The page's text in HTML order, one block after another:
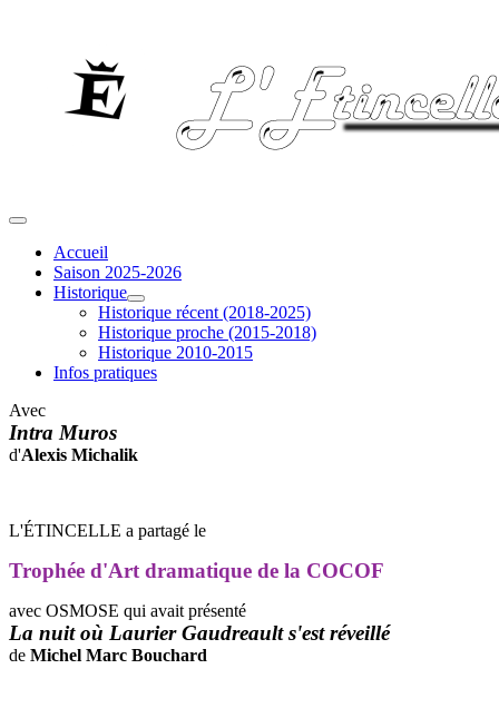
Accueil
Saison 2025-2026
Historique
Historique récent (2018-2025)
Historique proche (2015-2018)
Historique 2010-2015
Infos pratiques
Avec
Intra Muros
d'Alexis Michalik
L'ÉTINCELLE a partagé le
Trophée d'Art dramatique de la COCOF
avec OSMOSE qui avait présenté
La nuit où Laurier Gaudreault s'est réveillé
de Michel Marc Bouchard